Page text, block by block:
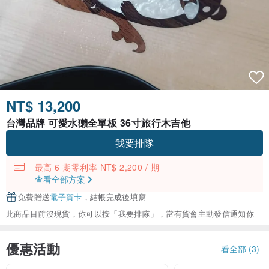
NT$ 13,200
台灣品牌 可愛水獺全單板 36寸旅行木吉他
我要排隊
最高 6 期零利率 NT$ 2,200 / 期
查看全部方案
免費贈送電子賀卡 ，結帳完成後填寫
此商品目前沒現貨，你可以按「我要排隊」，當有貨會主動發信通知你
優惠活動 看全部 (3)